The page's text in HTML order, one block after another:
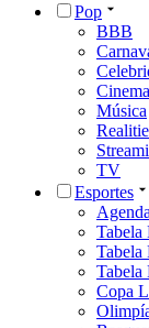
Pop
BBB
Cinema
Música
TV
Esportes
Tabela
Tabela
Tabela
Copa